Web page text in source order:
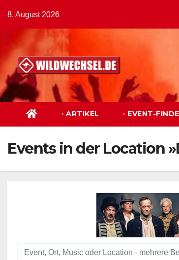
Inhalt
springen
8. August 2026
· ARTIKEL · EVENT-
Events in der Location